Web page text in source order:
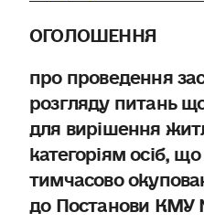
ОГОЛОШЕННЯ
про проведення
розгляду питань
для вирішення
категоріям осіб,що
тимчасово
до Постанови КМУ